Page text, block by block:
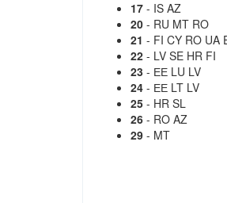
17- IS AZ
20- RU MT RO
21 - FI CY RO UA
22- LV SE HR FI
23- ЕЕ LU LV
24- ЕЕ LT LV
25- HR SL
26- RO AZ
29- MT